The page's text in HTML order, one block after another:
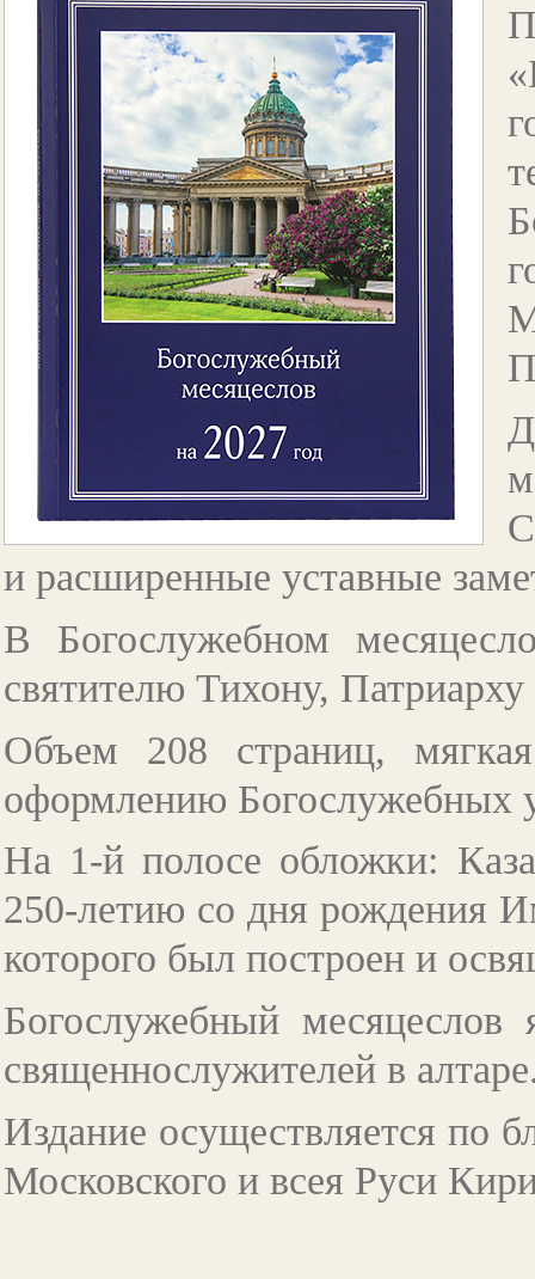
и расширенные уставные
В Богослужебном
святителю Тихону,
Объем 208 страниц,
оформлению Богослужебных
На 1-й полосе обложки:
250-летию со дня рождения
которого был построен и
Богослужебный месяцеслов
священнослужителей в
Издание осуществляется по
Московского и всея Руси